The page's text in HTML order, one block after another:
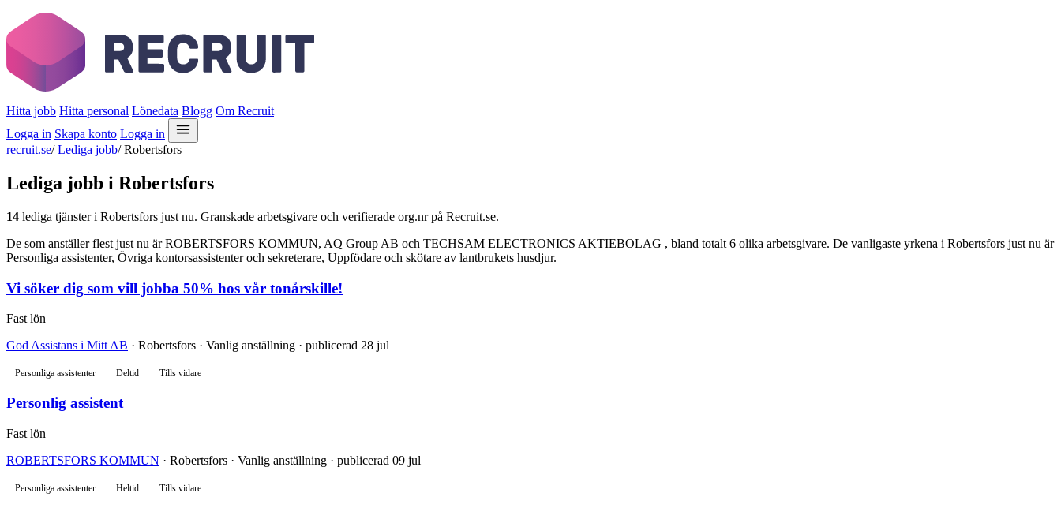
Hitta jobb Hitta personal Lönedata Blogg Om Recruit
Logga in Skapa konto Logga in
recruit.se/ Lediga jobb/ Robertsfors
Lediga jobb i Robertsfors
14 lediga tjänster i Robertsfors just nu. Granskade arbetsgivare och verifierade org.nr på Recruit.se.
De som anställer flest just nu är ROBERTSFORS KOMMUN, AQ Group AB och TECHSAM ELECTRONICS AKTIEBOLAG , bland totalt 6 olika arbetsgivare. De vanligaste yrkena i Robertsfors just nu är
Personliga assistenter, Övriga kontorsassistenter och sekreterare, Uppfödare och skötare av lantbrukets husdjur.
Vi söker dig som vill jobba 50% hos vår tonårskille!
Fast lön
God Assistans i Mitt AB · Robertsfors · Vanlig anställning · publicerad 28 jul
Personliga assistenter Deltid Tills vidare
Personlig assistent
Fast lön
ROBERTSFORS KOMMUN · Robertsfors · Vanlig anställning · publicerad 09 jul
Personliga assistenter Heltid Tills vidare